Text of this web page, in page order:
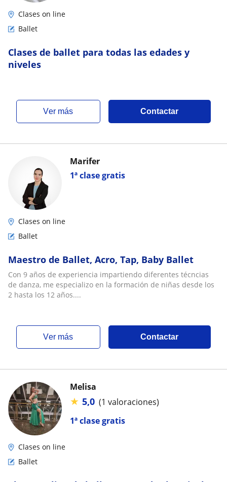
Clases on line
Ballet
Clases de ballet para todas las edades y
niveles
ver más Contactar
1ª clase gratis
Marifer
Clases on line
Ballet
Maestro de Ballet, Acro, Tap, Baby Ballet
Con 9 años de experiencia impartiendo diferentes técncias
de danza, me especializo en la formación de niñas desde los
2 hasta los 12 años....
ver más Contactar
1ª clase gratis
Melisa
★ 5,0 (1 valoraciones)
Clases on line
Ballet